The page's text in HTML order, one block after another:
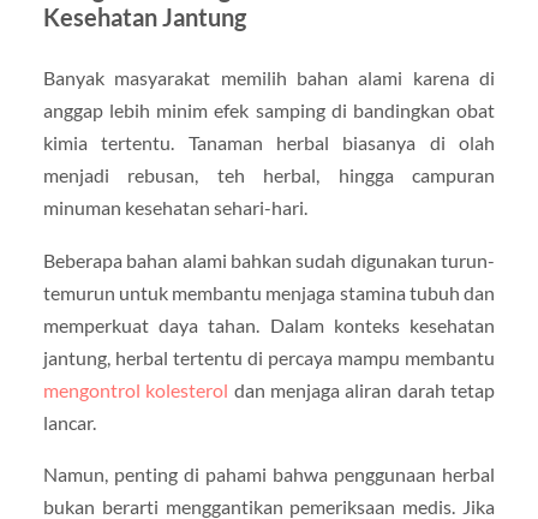
Kesehatan Jantung
Banyak masyarakat memilih bahan alami karena di
anggap lebih minim efek samping di bandingkan obat
kimia tertentu. Tanaman herbal biasanya di olah
menjadi rebusan, teh herbal, hingga campuran
minuman kesehatan sehari-hari.
Beberapa bahan alami bahkan sudah digunakan turun-
temurun untuk membantu menjaga stamina tubuh dan
memperkuat daya tahan. Dalam konteks kesehatan
jantung, herbal tertentu di percaya mampu membantu
mengontrol kolesterol dan menjaga aliran darah tetap
lancar.
Namun, penting di pahami bahwa penggunaan herbal
bukan berarti menggantikan pemeriksaan medis. Jika